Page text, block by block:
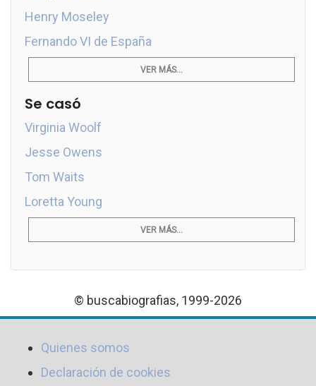
Henry Moseley
Fernando VI de España
VER MÁS...
Se casó
Virginia Woolf
Jesse Owens
Tom Waits
Loretta Young
VER MÁS...
© buscabiografias, 1999-2026
Quienes somos
Declaración de cookies